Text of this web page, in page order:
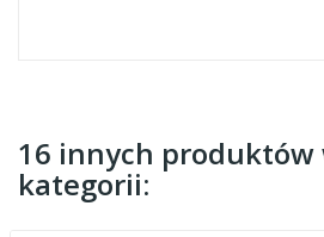
16 innych produktów
kategorii: